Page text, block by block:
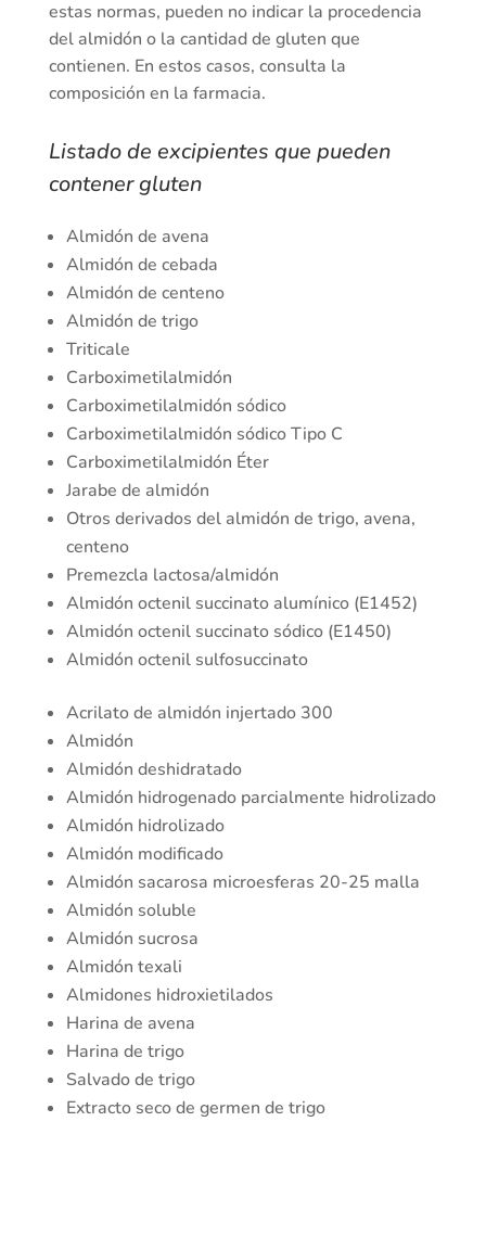
estas normas, pueden no indicar la procedencia
del almidón o la cantidad de gluten que
contienen. En estos casos, consulta la
composición en la farmacia.
Listado de excipientes que pueden
contener gluten
Almidón de avena
Almidón de cebada
Almidón de centeno
Almidón de trigo
Triticale
Carboximetilalmidón
Carboximetilalmidón sódico
Carboximetilalmidón sódico Tipo C
Carboximetilalmidón Éter
Jarabe de almidón
Otros derivados del almidón de trigo, avena,
centeno
Premezcla lactosa/almidón
Almidón octenil succinato alumínico (E1452)
Almidón octenil succinato sódico (E1450)
Almidón octenil sulfosuccinato
Acrilato de almidón injertado 300
Almidón
Almidón deshidratado
Almidón hidrogenado parcialmente hidrolizado
Almidón hidrolizado
Almidón modificado
Almidón sacarosa microesferas 20-25 malla
Almidón soluble
Almidón sucrosa
Almidón texali
Almidones hidroxietilados
Harina de avena
Harina de trigo
Salvado de trigo
Extracto seco de germen de trigo